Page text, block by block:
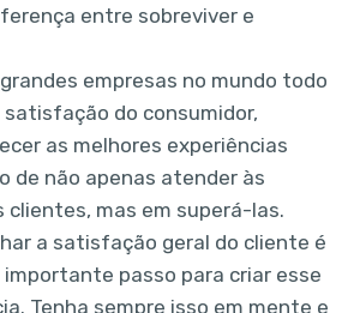
entre sobreviver e
empresas no mundo todo
do consumidor,
as melhores experiências
de não apenas atender às
mas em superá-las.
a satisfação geral do cliente é
importante passo para criar esse
Tenha sempre isso em mente e